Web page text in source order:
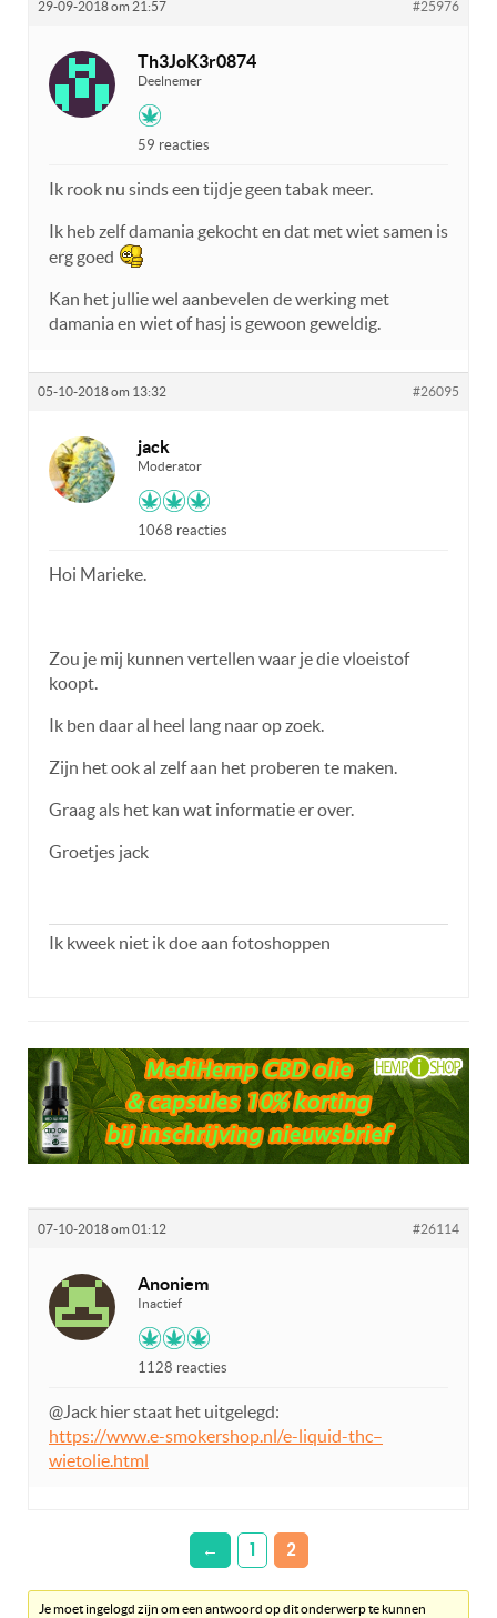
29-09-2018 om 21:57 #25976
Th3JoK3r0874
Deelnemer
59 reacties
Ik rook nu sinds een tijdje geen tabak meer.
Ik heb zelf damania gekocht en dat met wiet samen is
erg goed
Kan het jullie wel aanbevelen de werking met
damania en wiet of hasj is gewoon geweldig.
05-10-2018 om 13:32 #26095
jack
Moderator
1068 reacties
Hoi Marieke.
Zou je mij kunnen vertellen waar je die vloeistof
koopt.
Ik ben daar al heel lang naar op zoek.
Zijn het ook al zelf aan het proberen te maken.
Graag als het kan wat informatie er over.
Groetjes jack
Ik kweek niet ik doe aan fotoshoppen
07-10-2018 om 01:12 #26114
Anoniem
Inactief
1128 reacties
@Jack hier staat het uitgelegd:
https://www.e-smokershop.nl/e-liquid-thc–
wietolie.html
← 1 2
Je moet ingelogd zijn om een antwoord op dit onderwerp te kunnen